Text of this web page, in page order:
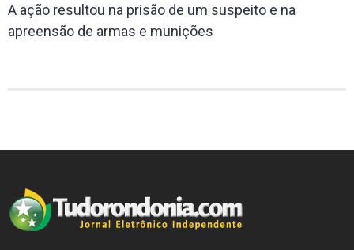
A ação resultou na prisão de um suspeito e na
apreensão de armas e munições